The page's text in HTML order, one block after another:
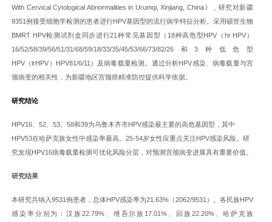
With Cervical Cytological Abnormalities in Urumqi, Xinjiang, China》，研究对新疆
9351例接受细胞学检测的患者进行HPV基因型的流行病学特征分析。采用硕世生物
BMRT HPV检测试剂盒同步进行21种常见基因型（18种高危型HPV（hr HPV）
16/52/58/39/56/51/31/68/59/18/33/35/45/53/66/73/82/26和3种低危型
HPV（lrHPV）HPV81/6/11）及病毒载量检测。通过分析HPV感染、病毒载量与宫
颈病变的相关性，为新疆地区宫颈癌精准防控提供科学依据。
研究结论
HPV16、52、53、58和39为乌鲁木齐市HPV感染最主要的高危基因型，其中
HPV53在哈萨克族女性中感染率最高。25-54岁女性应重点关注HPV感染风险。研
究发现HPV16病毒载量检测可优化风险分层，对预测宫颈病变进展具有重要价值。
研究结果
本研究共纳入9531例患者，总体HPV感染率为21.63%（2062/9531）。各民族HPV
感染率分别为：汉族22.79%、维吾尔族17.01%、回族22.20%、哈萨克族